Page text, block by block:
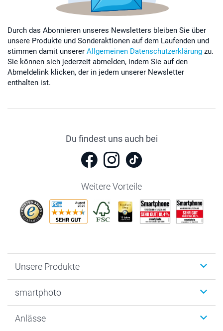
Durch das Abonnieren unseres Newsletters bleiben Sie über
unsere Produkte und Sonderaktionen auf dem Laufenden und
stimmen damit unserer Allgemeinen Datenschutzerklärung zu.
Sie können sich jederzeit abmelden, indem Sie auf den
Abmeldelink klicken, der in jedem unserer Newsletter
enthalten ist.
Du findest uns auch bei
Weitere Vorteile
Unsere Produkte
Fotogeschenke
MyNameBook
smartphoto
Warum smartphoto
Anlässe